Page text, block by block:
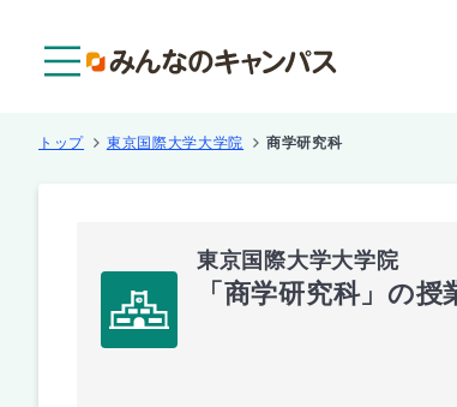
トップ 東京国際大学大学院 商学研究科
東京国際大学大学院
「商学研究科」の授